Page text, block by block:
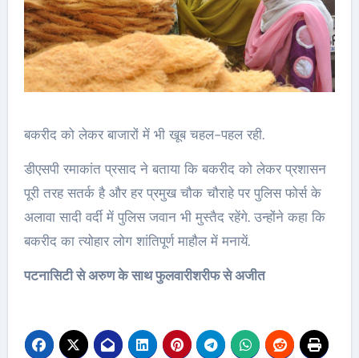
बकरीद को लेकर बाजारों में भी खूब चहल-पहल रही.
डीएसपी रमाकांत प्रसाद ने बताया कि बकरीद को लेकर प्रशासन
पूरी तरह सतर्क है और हर प्रमुख चौक चौराहे पर पुलिस फोर्स के
अलावा सादी वर्दी में पुलिस जवान भी मुस्तैद रहेंगे. उन्होंने कहा कि
बकरीद का त्योहार लोग शांतिपूर्ण माहौल में मनायें.
पटनासिटी से अरुण के साथ फुलवारीशरीफ से अजीत